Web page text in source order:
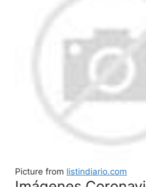
Picture from listindiario.com